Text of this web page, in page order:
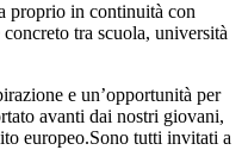
proprio in continuità con
tra scuola, università
e un’opportunità per
avanti dai nostri giovani,
europeo.Sono tutti invitati a